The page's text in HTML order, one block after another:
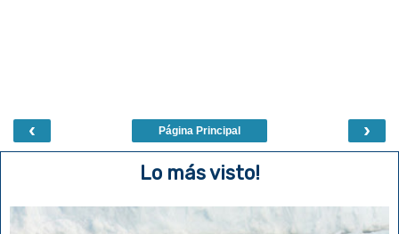
‹ ›
Página Principal
Lo más visto!